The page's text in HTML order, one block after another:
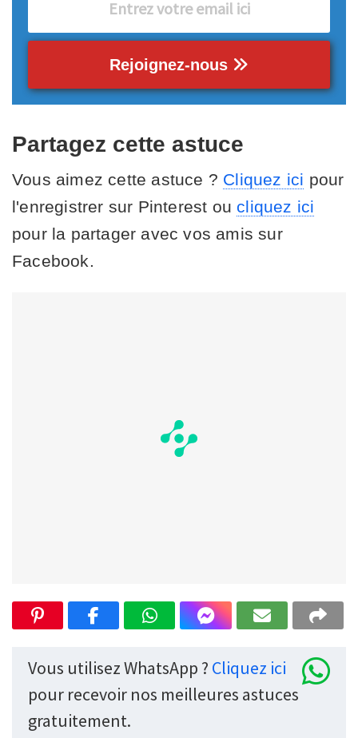
Rejoignez-nous
Partagez cette astuce
Vous aimez cette astuce ? Cliquez ici pour
l'enregistrer sur Pinterest ou cliquez ici
pour la partager avec vos amis sur
Facebook.
Vous utilisez WhatsApp ? Cliquez ici
pour recevoir nos meilleures astuces
gratuitement.